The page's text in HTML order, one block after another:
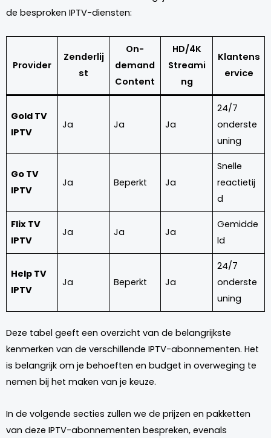
de besproken IPTV-diensten:
Provider
Zenderlij
st
On-
demand
Content
HD/4K
Streami
ng
Klantens
ervice
Gold TV
IPTV
Ja Ja Ja
24/7
onderste
uning
Go TV
IPTV
Ja Beperkt Ja
Snelle
reactietij
d
Flix TV
IPTV
Ja Ja Ja
Gemidde
ld
Help TV
IPTV
Ja Beperkt Ja
24/7
onderste
uning
Deze tabel geeft een overzicht van de belangrijkste
kenmerken van de verschillende IPTV-abonnementen. Het
is belangrijk om je behoeften en budget in overweging te
nemen bij het maken van je keuze.
In de volgende secties zullen we de prijzen en pakketten
van deze IPTV-abonnementen bespreken, evenals